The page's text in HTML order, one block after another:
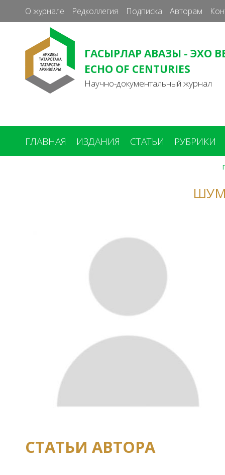
О журнале Редколлегия Подписка Авторам
ГАСЫРЛАР АВАЗЫ - ЭХО
ECHO OF CENTURIES
Научно-документальный журнал
ГЛАВНАЯ ИЗДАНИЯ СТАТЬИ РУБРИКИ
СТАТЬИ АВТОРА